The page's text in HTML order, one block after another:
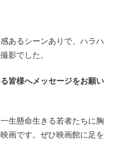
あるシーンありで、ハラハ
影でした。
皆様へメッセージをお願い
生懸命生きる若者たちに胸
画です。ぜひ映画館に足を